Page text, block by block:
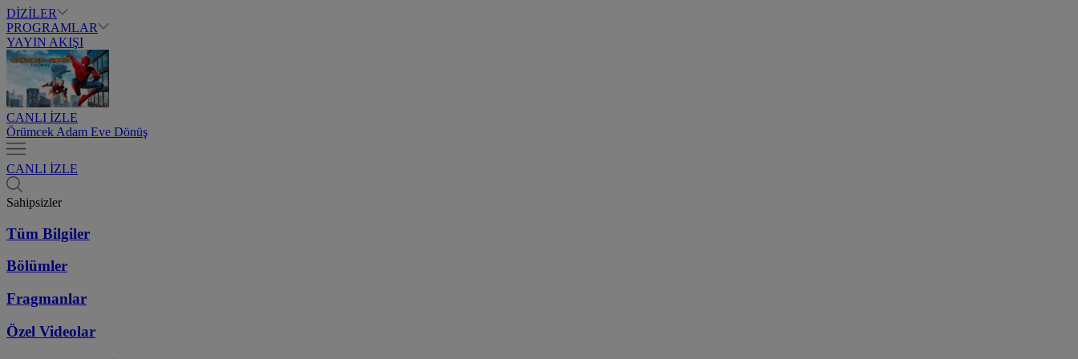
DİZİLER
PROGRAMLAR
YAYIN AKIŞI
CANLI İZLE
Örümcek Adam Eve Dönüş
CANLI İZLE
Sahipsizler
Tüm Bilgiler
Bölümler
Fragmanlar
Özel Videolar